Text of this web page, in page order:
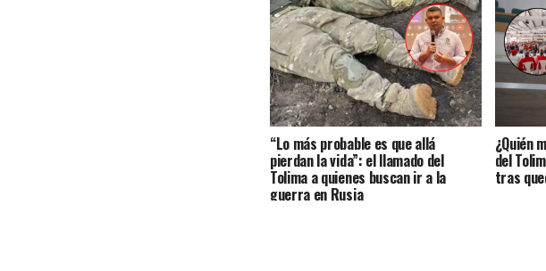
“Lo más probable es que allá
pierdan la vida”: el llamado del
Tolima a quienes buscan ir a la
guerra en Rusia
¿Quién
del
tras